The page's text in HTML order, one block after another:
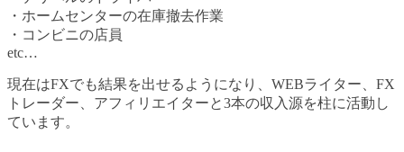
・ホームセンターの在庫撤去作業
・コンビニの店員
etc…
現在はFXでも結果を出せるようになり、WEBライター、FX
トレーダー、アフィリエイターと3本の収入源を柱に活動し
ています。